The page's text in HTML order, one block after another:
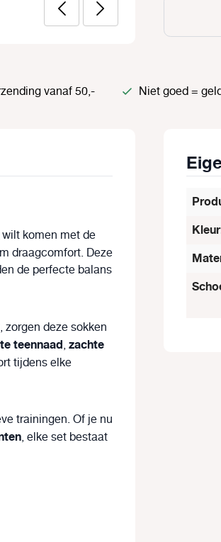
vanaf 50,- Niet goed =
komen met de
draagcomfort. Deze
de perfecte balans
deze sokken
teennaad,zachte
tijdens elke
trainingen. Of je nu
, elke set bestaat